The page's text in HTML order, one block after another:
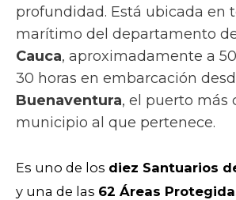
profundidad. Está ubicada en
marítimo del departamento
Cauca, aproximadamente a
30 horas en embarcación
Buenaventura, el puerto más
municipio al que pertenece.
Es uno de los diez Santuarios
y una de las 62 Áreas